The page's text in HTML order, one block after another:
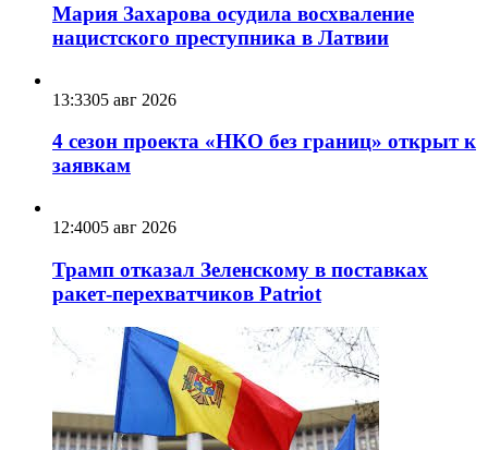
Мария Захарова осудила восхваление
нацистского преступника в Латвии
13:3305 авг 2026
4 сезон проекта «НКО без границ» открыт к
заявкам
12:4005 авг 2026
Трамп отказал Зеленскому в поставках
ракет-перехватчиков Patriot